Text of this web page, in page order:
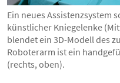
Ein neues Assistenzsystem
künstlicher Kniegelenke
blendet ein 3D-Modell des
Roboterarm ist ein
(rechts, oben).